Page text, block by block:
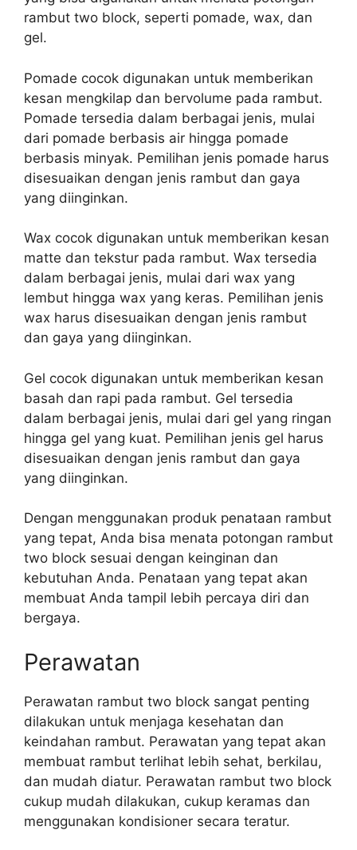
rambut two block, seperti pomade, wax, dan
gel.
Pomade cocok digunakan untuk memberikan
kesan mengkilap dan bervolume pada rambut.
Pomade tersedia dalam berbagai jenis, mulai
dari pomade berbasis air hingga pomade
berbasis minyak. Pemilihan jenis pomade harus
disesuaikan dengan jenis rambut dan gaya
yang diinginkan.
Wax cocok digunakan untuk memberikan kesan
matte dan tekstur pada rambut. Wax tersedia
dalam berbagai jenis, mulai dari wax yang
lembut hingga wax yang keras. Pemilihan jenis
wax harus disesuaikan dengan jenis rambut
dan gaya yang diinginkan.
Gel cocok digunakan untuk memberikan kesan
basah dan rapi pada rambut. Gel tersedia
dalam berbagai jenis, mulai dari gel yang ringan
hingga gel yang kuat. Pemilihan jenis gel harus
disesuaikan dengan jenis rambut dan gaya
yang diinginkan.
Dengan menggunakan produk penataan rambut
yang tepat, Anda bisa menata potongan rambut
two block sesuai dengan keinginan dan
kebutuhan Anda. Penataan yang tepat akan
membuat Anda tampil lebih percaya diri dan
bergaya.
Perawatan
Perawatan rambut two block sangat penting
dilakukan untuk menjaga kesehatan dan
keindahan rambut. Perawatan yang tepat akan
membuat rambut terlihat lebih sehat, berkilau,
dan mudah diatur. Perawatan rambut two block
cukup mudah dilakukan, cukup keramas dan
menggunakan kondisioner secara teratur.